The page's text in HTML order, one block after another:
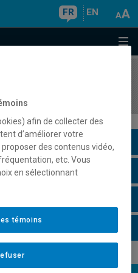
FR EN
afin de collecter des
d’améliorer votre
des contenus vidéo,
etc. Vous
en sélectionnant
témoins